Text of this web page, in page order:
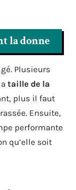
la donne
Plusieurs
taille de la
plus il faut
Ensuite,
performante
qu’elle soit